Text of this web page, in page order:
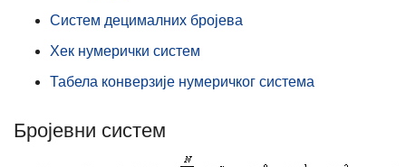
Систем децималних бројева
Хек нумерички систем
Табела конверзије нумеричког система
Бројевни систем